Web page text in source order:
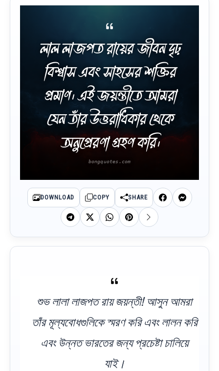
লাল লাজপত রায়ের জীবন দৃঢ়
বিশ্বাস এবং সাহসের শক্তির
প্রমাণ। এই জয়ন্তীতে আমরা
যেন তাঁর উত্তরাধিকার থেকে
অনুপ্রেরণা গ্রহণ করি।
DOWNLOAD COPY SHARE
শুভ লালা লাজপত রায় জয়ন্তী! আসুন আমরা
তাঁর মূল্যবোধগুলিকে স্মরণ করি এবং লালন করি
এবং উন্নত ভারতের জন্য প্রচেষ্টা চালিয়ে
যাই।